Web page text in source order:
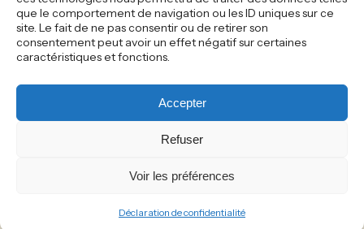
que le comportement de navigation ou les ID uniques sur ce
site. Le fait de ne pas consentir ou de retirer son
consentement peut avoir un effet négatif sur certaines
caractéristiques et fonctions.
Accepter
Refuser
Voir les préférences
Déclaration de confidentialité
Accueil
Le cabinet
Recrutement
Nos offres d’emploi
Candidature spontanée
Actualités
Mentions légales
confidentialité
Politique de cookie
©2026 learn2fly-rh tous droits réservés.
Réalisation :Creano Photos :Mathieu Munoz